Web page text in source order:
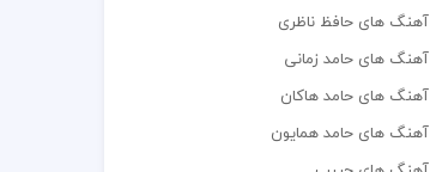
آهنگ های حافظ ناظری
آهنگ های حامد زمانی
آهنگ های حامد هاکان
آهنگ های حامد همایون